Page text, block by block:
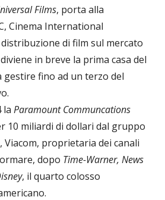
Films, porta alla
Cinema International
di film sul mercato
in breve la prima casa del
fino ad un terzo del
la Paramount Communcations
10 miliardi di dollari dal gruppo
Viacom, proprietaria dei canali
dopo Time-Warner, News
, il quarto colosso